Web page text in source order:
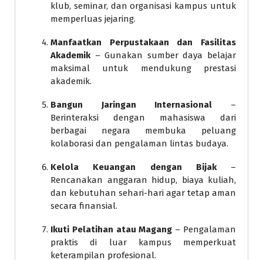
klub, seminar, dan organisasi kampus untuk
memperluas jejaring.
Manfaatkan Perpustakaan dan Fasilitas
Akademik– Gunakan sumber daya belajar
maksimal untuk mendukung prestasi
akademik.
Bangun Jaringan Internasional –
Berinteraksi dengan mahasiswa dari
berbagai negara membuka peluang
kolaborasi dan pengalaman lintas budaya.
Kelola Keuangan dengan Bijak–
Rencanakan anggaran hidup, biaya kuliah,
dan kebutuhan sehari-hari agar tetap aman
secara finansial.
Ikuti Pelatihan atau Magang – Pengalaman
praktis di luar kampus memperkuat
keterampilan profesional.